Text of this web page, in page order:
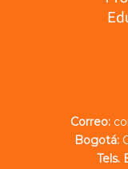
Correo:
Bogotá:
Tels.